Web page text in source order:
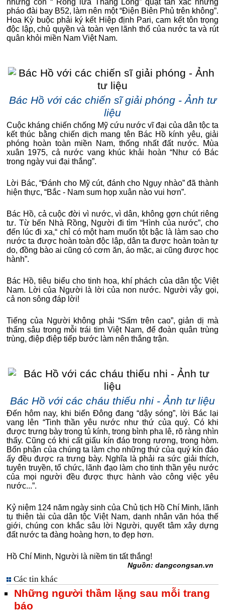
những con “ Rồng lửa Thăng Long” quật tan xác những
pháo đài bay B52, làm nên một “Điện Biên Phủ trên không”.
Hoa Kỳ buộc phải ký kết Hiệp định Pari, cam kết tôn trọng
độc lập, chủ quyền và toàn vẹn lãnh thổ của nước ta và rút
quân khỏi miền Nam Việt Nam.
Bác Hồ với các chiến sĩ giải phóng - Ảnh tư
liệu
Cuộc kháng chiến chống Mỹ cứu nước vĩ đại của dân tộc ta
kết thúc bằng chiến dịch mang tên Bác Hồ kính yêu, giải
phóng hoàn toàn miền Nam, thống nhất đất nước. Mùa
xuân 1975, cả nước vang khúc khải hoàn “Như có Bác
trong ngày vui đại thắng”.
Lời Bác, “Đánh cho Mỹ cút, đánh cho Ngụy nhào” đã thành
hiện thực, “Bắc - Nam sum họp xuân nào vui hơn”.
Bác Hồ, cả cuộc đời vì nước, vì dân, không gợn chút riêng
tư. Từ bến Nhà Rồng, Người đi tìm “Hình của nước”, cho
đến lúc đi xa,“ chỉ có một ham muốn tột bậc là làm sao cho
nước ta được hoàn toàn độc lập, dân ta được hoàn toàn tự
do, đồng bào ai cũng có cơm ăn, áo mặc, ai cũng được học
hành”.
Bác Hồ, tiêu biểu cho tinh hoa, khí phách của dân tộc Việt
Nam. Lời của Người là lời của non nước. Người vẫy gọi,
cả non sông đáp lời!
Tiếng của Người không phải “Sấm trên cao”, giản dị mà
thấm sâu trong mỗi trái tim Việt Nam, để đoàn quân trùng
trùng, điệp điệp tiếp bước làm nên thắng trận.
Bác Hồ với các cháu thiếu nhi - Ảnh tư liệu
Đến hôm nay, khi biển Đông đang “dậy sóng”, lời Bác lại
vang lên “Tinh thần yêu nước như thứ của quý. Có khi
được trưng bày trong tủ kính, trong bình pha lê, rõ ràng nhìn
thấy. Cũng có khi cất giấu kín đáo trong rương, trong hòm.
Bổn phận của chúng ta làm cho những thứ của quý kín đáo
ấy đều được ra trưng bày. Nghĩa là phải ra sức giải thích,
tuyên truyền, tổ chức, lãnh đạo làm cho tinh thần yêu nước
của mọi người đều được thực hành vào công việc yêu
nước...”.
Kỷ niệm 124 năm ngày sinh của Chủ tịch Hồ Chí Minh, lãnh
tụ thiên tài của dân tộc Việt Nam, danh nhân văn hóa thế
giới, chúng con khắc sâu lời Người, quyết tâm xây dựng
đất nước ta đàng hoàng hơn, to đẹp hơn.
Hồ Chí Minh, Người là niềm tin tất thắng!
Nguồn: dangcongsan.vn
Các tin khác
Những người thầm lặng sau mỗi trang
báo